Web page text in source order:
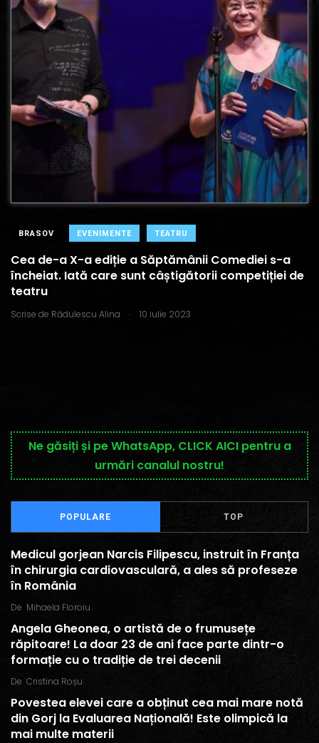
BRASOV EVENIMENTE TEATRU
Cea de-a X-a ediție a Săptămânii Comediei s-a
încheiat. Iată care sunt câștigătorii competiției de
teatru
Scrise de Rădulescu Alina . 10 iulie 2023
Ne găsiți și pe WhatsApp, CLICK AICI pentru a
urmări canalul nostru!
POPULARE TOP
Medicul gorjean Narcis Filipescu, instruit în Franța
în chirurgia cardiovasculară, a ales să profeseze
în România
De Mihaela Floroiu
Angela Gheonea, o artistă de o frumusețe
răpitoare! La doar 23 de ani face parte dintr-o
formație cu o tradiție de trei decenii
De Cristina Roșu
Povestea elevei care a obținut cea mai mare notă
din Gorj la Evaluarea Națională! Este olimpică la
mai multe materii